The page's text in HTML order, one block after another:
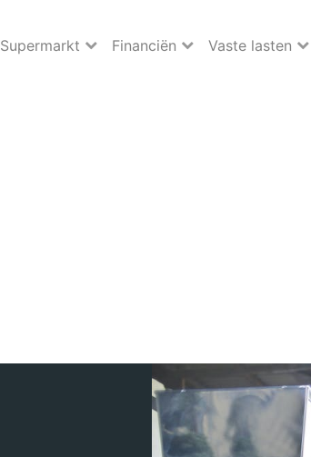
Supermarkt Financiën Vaste lasten